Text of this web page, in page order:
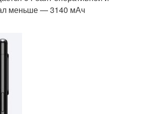
меньше — 3140 мАч